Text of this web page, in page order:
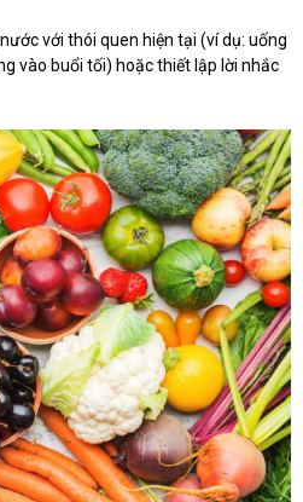
với thói quen hiện tại (ví dụ: uống
vào buổi tối) hoặc thiết lập lời nhắc